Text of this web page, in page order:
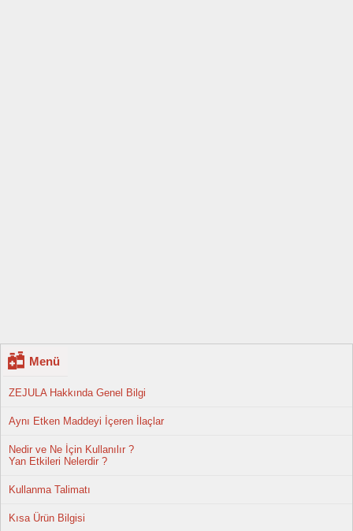
Menü
ZEJULA Hakkında Genel Bilgi
Aynı Etken Maddeyi İçeren İlaçlar
Nedir ve Ne İçin Kullanılır ?
Yan Etkileri Nelerdir ?
Kullanma Talimatı
Kısa Ürün Bilgisi